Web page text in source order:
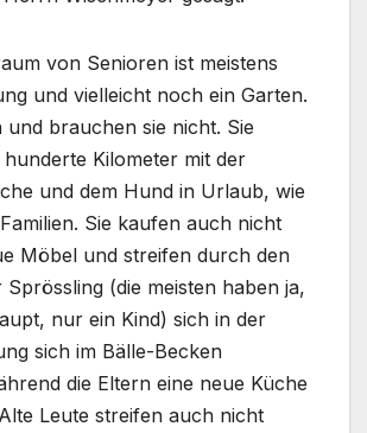
von Senioren ist meistens
und vielleicht noch ein Garten.
brauchen sie nicht. Sie
Kilometer mit der
und dem Hund in Urlaub, wie
Sie kaufen auch nicht
Möbel und streifen durch den
(die meisten haben ja,
nur ein Kind) sich in der
sich im Bälle-Becken
die Eltern eine neue Küche
Leute streifen auch nicht